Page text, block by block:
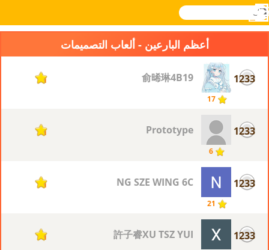
Novel
بحث
تسجيل
القائمة
أعظم البارعين - ألعاب التصميمات
1233
17
俞晞琳4B19
1
1233
6
Prototype
1
1233
21
NG SZE WING 6C
1
1233
許子睿XU TSZ YUI
1